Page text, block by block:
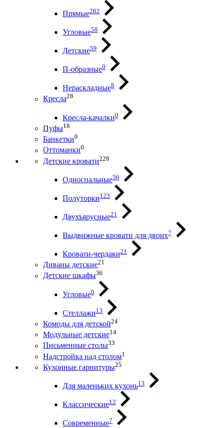
Прямые282
Угловые58
Детские59
П-образные0
Нераскладные8
Кресла28
Кресла-качалки0
Пуфы18
Банкетки0
Оттоманки0
Детские кровати228
Односпальные56
Полуторки123
Двухъярусные21
Выдвижные кровати для двоих7
Кровати-чердаки21
Диваны детские21
Детские шкафы36
Угловые0
Стеллажи13
Комоды для детской24
Модульные детские14
Письменные столы33
Надстройка над столом1
Кухонные гарнитуры25
Для маленьких кухонь13
Классические12
Современные7